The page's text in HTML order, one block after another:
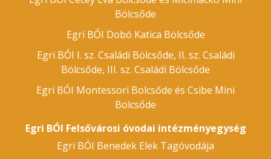
Bölcsőde
Egri BÓI Dobó Katica Bölcsőde
Egri BÓI I. sz. Családi Bölcsőde, II. sz. Családi
Bölcsőde, III. sz. Családi Bölcsőde
Egri BÓI Montessori Bolcsőde és Csibe Mini
Bolcsőde
Egri BÓI Felsővárosi óvodai intézményegység
Egri BÓI Benedek Elek Tagóvodája